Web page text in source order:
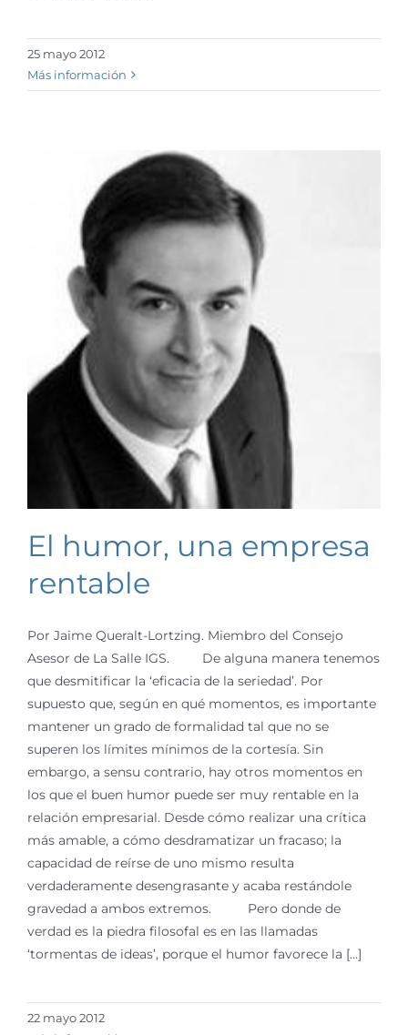
25 mayo 2012
Más información
El humor, una empresa
rentable
Por Jaime Queralt-Lortzing. Miembro del Consejo
Asesor de La Salle IGS. De alguna manera tenemos
que desmitificar la ‘eficacia de la seriedad’. Por
supuesto que, según en qué momentos, es importante
mantener un grado de formalidad tal que no se
superen los límites mínimos de la cortesía. Sin
embargo, a sensu contrario, hay otros momentos en
los que el buen humor puede ser muy rentable en la
relación empresarial. Desde cómo realizar una crítica
más amable, a cómo desdramatizar un fracaso; la
capacidad de reírse de uno mismo resulta
verdaderamente desengrasante y acaba restándole
gravedad a ambos extremos. Pero donde de
verdad es la piedra filosofal es en las llamadas
‘tormentas de ideas’, porque el humor favorece la [...]
22 mayo 2012